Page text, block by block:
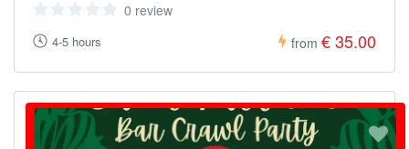
0 review
4-5 hours from € 35.00